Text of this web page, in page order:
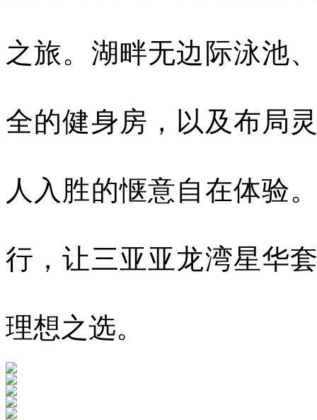
之旅。湖畔无边际泳池
全的健身房，以及布局
人入胜的惬意自在体验
行，让三亚亚龙湾星华
理想之选。